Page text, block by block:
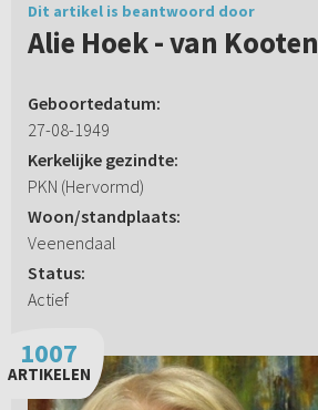
Dit artikel is beantwoord door
Alie Hoek - van Kooten
Geboortedatum:
27-08-1949
Kerkelijke gezindte:
PKN (Hervormd)
Woon/standplaats:
Veenendaal
Status:
Actief
1007
ARTIKELEN